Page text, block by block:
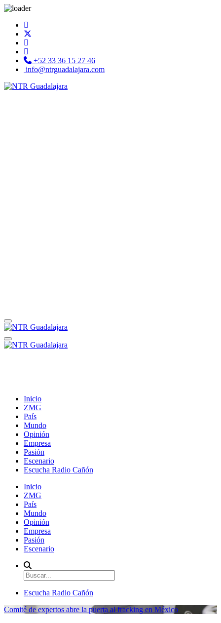
+52 33 36 15 27 46
info@ntrguadalajara.com
Inicio
ZMG
País
Mundo
Opinión
Empresa
Pasión
Escenario
Escucha Radio Cañón
Inicio
ZMG
País
Mundo
Opinión
Empresa
Pasión
Escenario
Escucha Radio Cañón
Comité de expertos abre la puerta al fracking en México